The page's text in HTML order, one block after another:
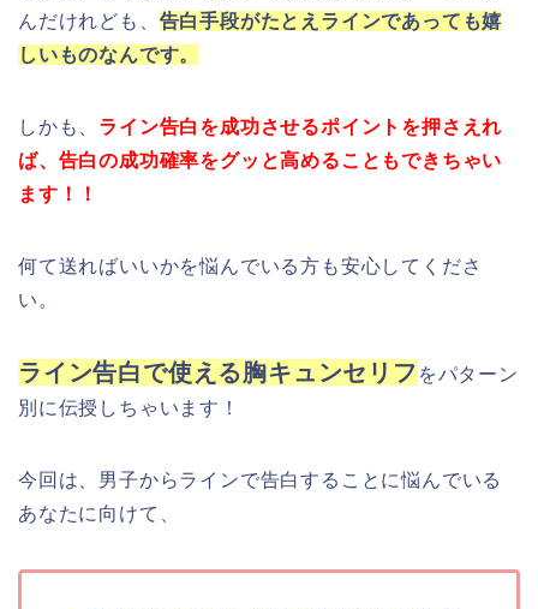
んだけれども、 告白手段がたとえラインであっても嬉
しいものなんです。
しかも、 ライン告白を成功させるポイントを押さえれ
ば、告白の成功確率をグッと高めることもできちゃい
ます！！
何て送ればいいかを悩んでいる方も安心してくださ
い。
ライン告白で使える胸キュンセリフ をパターン
別に伝授しちゃいます！
今回は、男子からラインで告白することに悩んでいる
あなたに向けて、